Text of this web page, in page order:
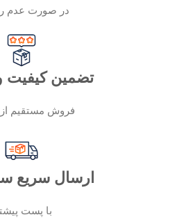
در صورت عدم
تضمین کیفیت
فروش مستقیم
ارسال سریع
با پست